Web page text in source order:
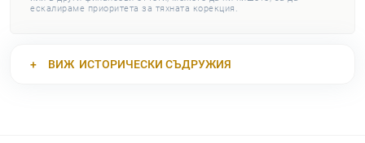
ескалираме приоритета за тяхната корекция.
ВИЖ ИСТОРИЧЕСКИ СЪДРУЖИЯ